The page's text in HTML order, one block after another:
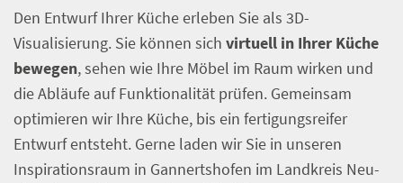
Den Entwurf Ihrer Küche erleben Sie als 3D-
Visualisierung. Sie können sich virtuell in Ihrer Küche
bewegen, sehen wie Ihre Möbel im Raum wirken und
die Abläufe auf Funktionalität prüfen. Gemeinsam
optimieren wir Ihre Küche, bis ein fertigungsreifer
Entwurf entsteht. Gerne laden wir Sie in unseren
Inspirationsraum in Gannertshofen im Landkreis Neu-